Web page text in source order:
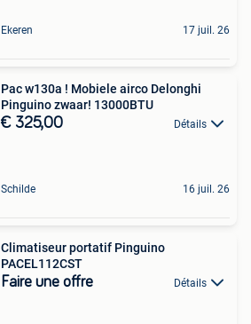
Ekeren 17 juil. 26
Pac w130a ! Mobiele airco Delonghi
Pinguino zwaar! 13000BTU
€ 325,00 Détails
Schilde 16 juil. 26
Climatiseur portatif Pinguino
PACEL112CST
Faire une offre Détails